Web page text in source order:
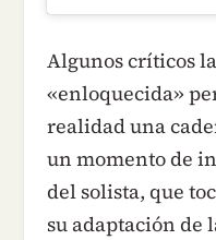
Algunos críticos
«enloquecida»
realidad una
un momento de
del solista, que
su adaptación de